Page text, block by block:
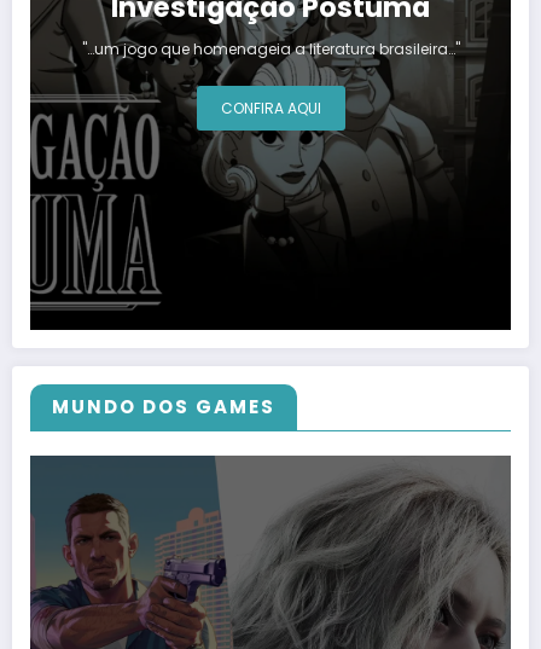
"…um jogo que homenageia a literatura brasileira…"
CONFIRA AQUI
MUNDO DOS GAMES